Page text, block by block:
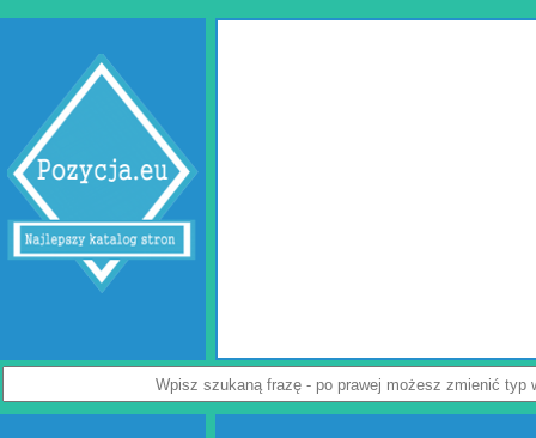
powietrzna. Do wyrobu wymienionych wersji służy folia
Załoga każdej firmy handlowej mogą w łatwy sposób tworzyć
je nabyć i uruchomić. Skończą się problemy z częstymi